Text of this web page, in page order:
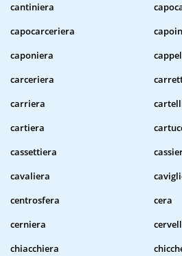
cantiniera
capocarceriera
caponiera
carceriera
carriera
cartiera
cassettiera
cavaliera
centrosfera
cera
cerniera
chiacchiera